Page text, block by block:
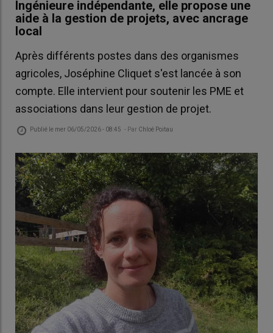
Ingénieure indépendante, elle propose une
aide à la gestion de projets, avec ancrage
local
Après différents postes dans des organismes
agricoles, Joséphine Cliquet s'est lancée à son
compte. Elle intervient pour soutenir les PME et
associations dans leur gestion de projet.
Publié le mer 06/05/2026 - 08:45 - Par Chloé Poitau